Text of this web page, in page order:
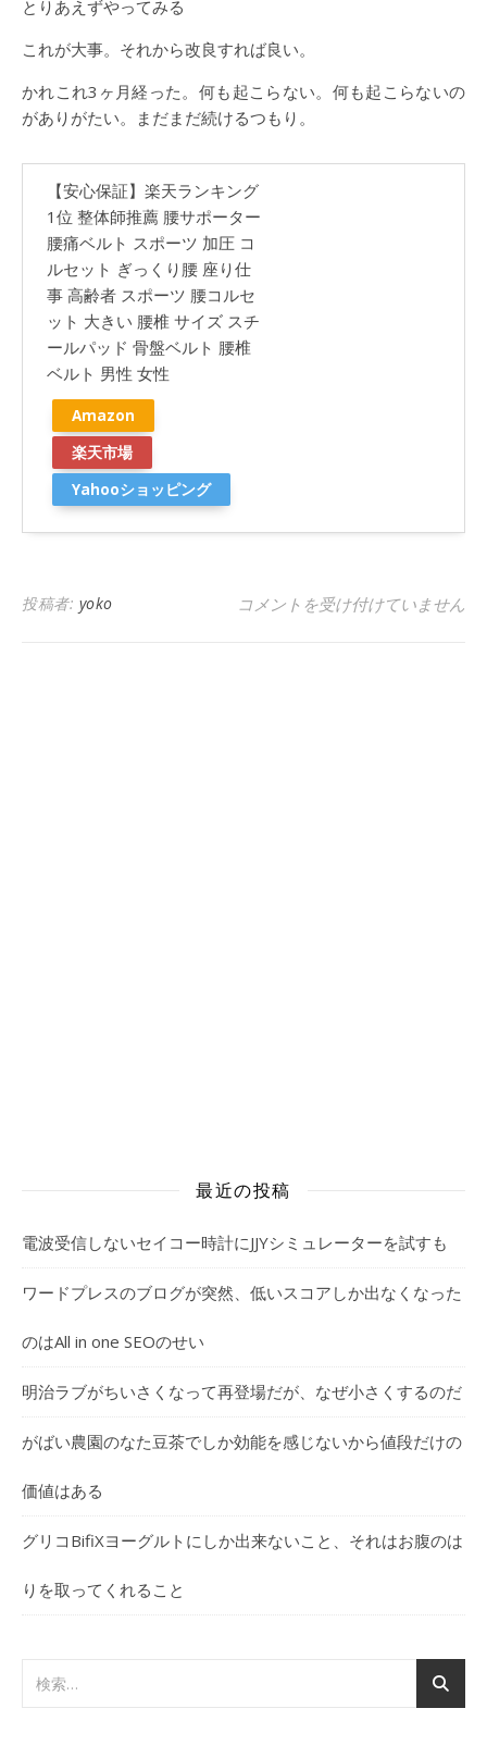
とりあえずやってみる
これが大事。それから改良すれば良い。
かれこれ3ヶ月経った。何も起こらない。何も起こらないの
がありがたい。まだまだ続けるつもり。
【安心保証】楽天ランキング
1位 整体師推薦 腰サポーター
腰痛ベルト スポーツ 加圧 コ
ルセット ぎっくり腰 座り仕
事 高齢者 スポーツ 腰コルセ
ット 大きい 腰椎 サイズ スチ
ールパッド 骨盤ベルト 腰椎
ベルト 男性 女性
Amazon
楽天市場
Yahooショッピング
投稿者: yoko ギックリ腰予防に首にタオル巻
コメントを受け付けていません
最近の投稿
電波受信しないセイコー時計にJJYシミュレーターを試すも
ワードプレスのブログが突然、低いスコアしか出なくなった
のはAll in one SEOのせい
明治ラブがちいさくなって再登場だが、なぜ小さくするのだ
がばい農園のなた豆茶でしか効能を感じないから値段だけの
価値はある
グリコBifiXヨーグルトにしか出来ないこと、それはお腹のは
りを取ってくれること